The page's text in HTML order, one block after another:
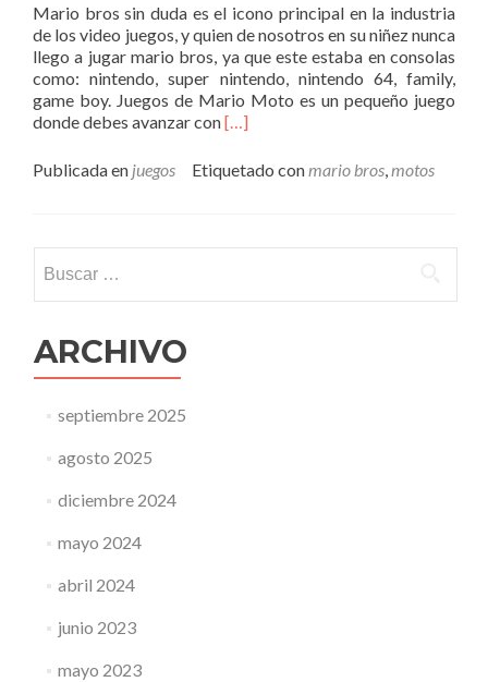
Mario bros sin duda es el icono principal en la industria
de los video juegos, y quien de nosotros en su niñez nunca
llego a jugar mario bros, ya que este estaba en consolas
como: nintendo, super nintendo, nintendo 64, family,
game boy. Juegos de Mario Moto es un pequeño juego
donde debes avanzar conLeer
mario
de
[…]
Publicada en juegos Etiquetado conmario bros,motos
ARCHIVO
septiembre 2025
agosto 2025
diciembre 2024
mayo 2024
abril 2024
junio 2023
mayo 2023